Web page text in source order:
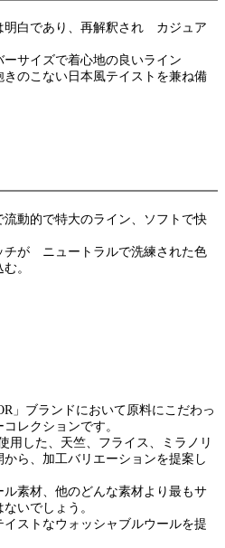
明白であり、再解釈され カジュア
サイズで着心地の良いライン
のこない日本風テイストを兼ね備
動的で特大のライン、ソフトで快
チが ニュートラルで洗練された色
。
」ブランドにおいて原料にこだわっ
レクションです。
用した、天竺、フライス、ミラノリ
ら、加工バリエーションを提案し
素材、他のどんな素材より最もサ
いでしょう。
ストなウォッシャブルウールを提